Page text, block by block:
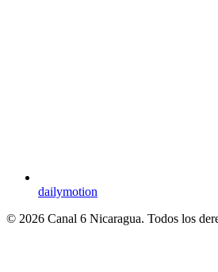
dailymotion
© 2026 Canal 6 Nicaragua. Todos los